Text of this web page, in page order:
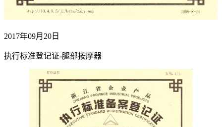
2017年09月20日
执行标准登记证-腿部按摩器